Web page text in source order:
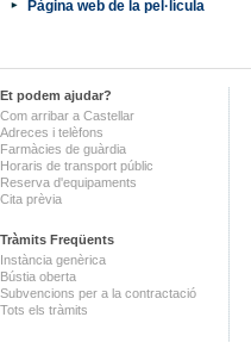
Pàgina web de la pel·lícula
Et podem ajudar?
Com arribar a Castellar
Adreces i telèfons
Farmàcies de guàrdia
Horaris de transport públic
Reserva d'equipaments
Cita prèvia
Tràmits Freqüents
Instància genèrica
Bústia oberta
Subvencions per a la contractació
Tots els tràmits